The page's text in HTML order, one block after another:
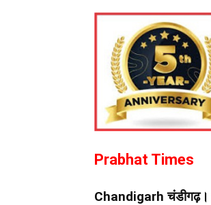
Prabhat Times
Chandigarh चंडीगढ़।